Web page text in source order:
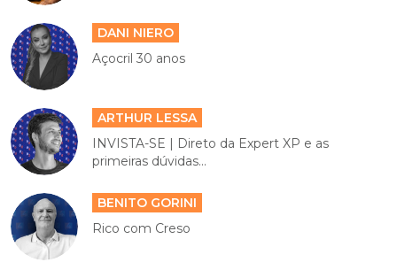
DANI NIERO
Açocril 30 anos
ARTHUR LESSA
INVISTA-SE | Direto da Expert XP e as
primeiras dúvidas...
BENITO GORINI
Rico com Creso